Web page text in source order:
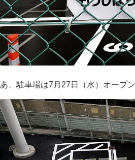
あ、駐車場は7月27日（水）オープ